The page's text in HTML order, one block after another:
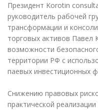
Президент Korotin
руководитель рабочей
трансформации и
торговых активов Павел
возможности
территории РФ с
паевых инвестиционных
Снижению правовых
практической